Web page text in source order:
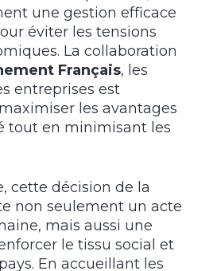
une gestion efficace
éviter les tensions
La collaboration
Français, les
entreprises est
les avantages
tout en minimisant les
cette décision de la
non seulement un acte
mais aussi une
le tissu social et
En accueillant les